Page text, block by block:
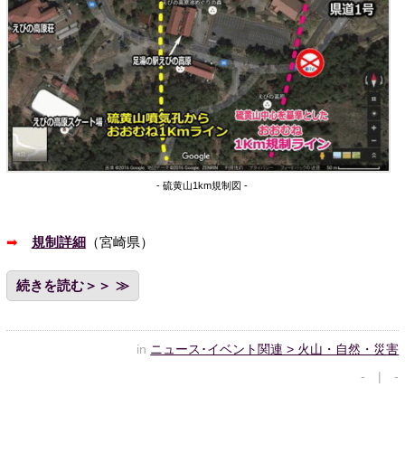
- 硫黄山1km規制図 -
➡ 規制詳細（宮崎県）
続きを読む＞＞
in ニュース･イベント関連 > 火山・自然・災害
- | -